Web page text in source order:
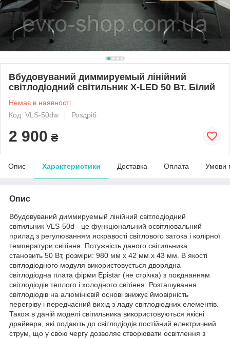
Вбудовуваний диммируемый лінійний
світлодіодний світильник X-LED 50 Вт. Білий
Немає в наявності
Код: VLS-50dw
Роздріб
2 900 ₴
Опис Характеристики Доставка Оплата Умови
Опис
Вбудовуваний диммируемый лінійний світлодіодний
світильник VLS-50d - це функціональний освітлювальний
прилад з регулюванням яскравості світлового затока і колірної
температури світіння. Потужність даного світильника
становить 50 Вт, розміри: 980 мм х 42 мм х 43 мм. В якості
світлодіодного модуля використовується дворядна
світлодіодна плата фірми Epistar (не стрічка) з поєднанням
світлодіодів теплого і холодного світіння. Розташування
світлодіодів на алюмінієвій основі знижує ймовірність
перегріву і передчасний вихід з ладу світлодіодних елементів.
Також в даній моделі світильника використовуються якісні
драйвера, які подають до світлодіодів постійний електричний
струм, що у свою чергу дозволяє створювати освітлення з